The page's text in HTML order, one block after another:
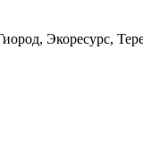
Экоресурс,